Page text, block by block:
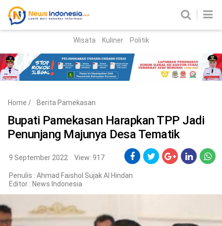
Parlemen
Regional
Nasional
Peristiwa
Hukum Kriminal
Wisata Kuliner Politik
Home / Berita Pamekasan
Bupati Pamekasan Harapkan TPP Jadi
Penunjang Majunya Desa Tematik
9 September 2022 View: 917
Penulis : Ahmad Faishol Sujak Al Hindan
Editor : News Indonesia